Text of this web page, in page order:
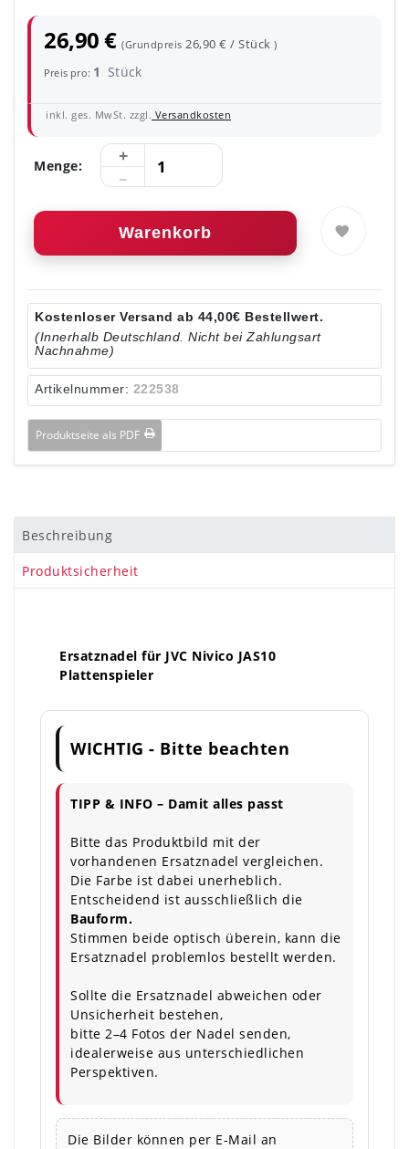
26,90 €(Grundpreis26,90 € / Stück)
Preis pro: 1 Stück
inkl. ges. MwSt. zzgl. Versandkosten
Menge:
Warenkorb
Kostenloser Versand ab 44,00€ Bestellwert.
(Innerhalb Deutschland. Nicht bei Zahlungsart
Nachnahme)
Artikelnummer: 222538
Produktseite als PDF
Beschreibung
Produktsicherheit
Ersatznadel für JVC Nivico JAS10
Plattenspieler
WICHTIG - Bitte beachten
TIPP & INFO – Damit alles passt
Bitte das Produktbild mit der
vorhandenen Ersatznadel vergleichen.
Die Farbe ist dabei unerheblich.
Entscheidend ist ausschließlich die
Bauform.
Stimmen beide optisch überein, kann die
Ersatznadel problemlos bestellt werden.
Sollte die Ersatznadel abweichen oder
Unsicherheit bestehen,
bitte 2–4 Fotos der Nadel senden,
idealerweise aus unterschiedlichen
Perspektiven.
Die Bilder können per E-Mail an